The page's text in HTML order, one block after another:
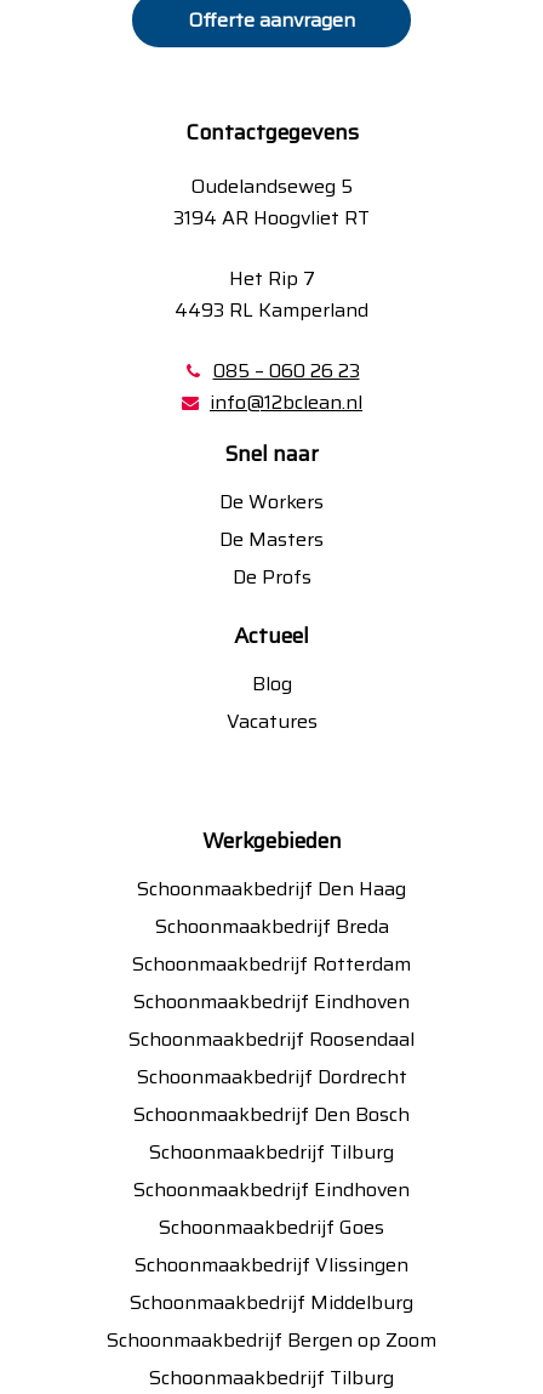
Offerte aanvragen
Contactgegevens
Oudelandseweg 5
3194 AR Hoogvliet RT
Het Rip 7
4493 RL Kamperland
085 – 060 26 23
info@12bclean.nl
Snel naar
De Workers
De Masters
De Profs
Actueel
Blog
Vacatures
Werkgebieden
Schoonmaakbedrijf Den Haag
Schoonmaakbedrijf Breda
Schoonmaakbedrijf Rotterdam
Schoonmaakbedrijf Eindhoven
Schoonmaakbedrijf Roosendaal
Schoonmaakbedrijf Dordrecht
Schoonmaakbedrijf Den Bosch
Schoonmaakbedrijf Tilburg
Schoonmaakbedrijf Eindhoven
Schoonmaakbedrijf Goes
Schoonmaakbedrijf Vlissingen
Schoonmaakbedrijf Middelburg
Schoonmaakbedrijf Bergen op Zoom
Schoonmaakbedrijf Tilburg